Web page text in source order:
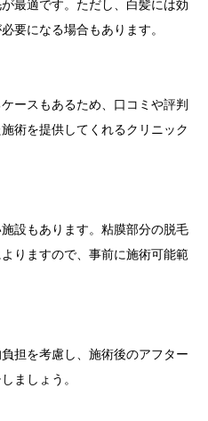
最適です。ただし、白髪には効
要になる場合もあります。
ースもあるため、口コミや評判
術を提供してくれるクリニック
設もあります。粘膜部分の脱毛
りますので、事前に施術可能範
担を考慮し、施術後のアフター
ましょう。